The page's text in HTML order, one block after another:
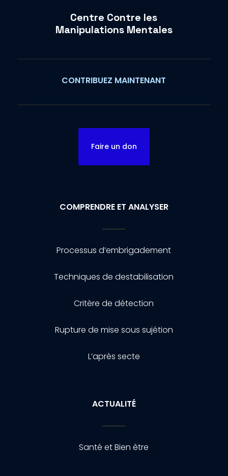
Centre Contre les
Manipulations Mentales
CONTRIBUEZ MAINTENANT
Faire un don
COMPRENDRE ET ANALYSER
Processus d’embrigadement
Techniques de destabilisation
Critère de détection
Rupture de mise sous sujétion
L’après secte
ACTUALITÉ
Santé et Bien être